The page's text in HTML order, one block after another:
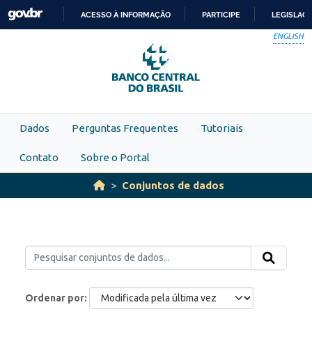
Skip to main content
PARA
O
CONTEÚDO
ACESSO À INFORMAÇÃO PARTICIPE
ENGLISH
Dados Perguntas Frequentes Tutoriais
Contato Sobre o Portal
Conjuntos de dados
Ordenar por